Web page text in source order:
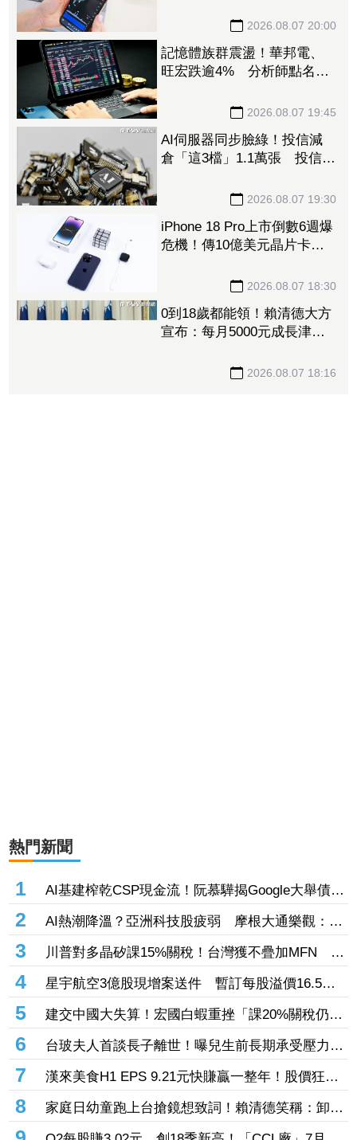
收狂超去年全年也獲青睞
2026.08.07 20:00
記憶體族群震盪！華邦電、
旺宏跌逾4% 分析師點名
2026.08.07 19:45
AI伺服器同步臉綠！投信減
倉「這3檔」1.1萬張 投信連
2026.08.07 19:30
iPhone 18 Pro上市倒數6週爆
危機！傳10億美元晶片卡封
2026.08.07 18:30
0到18歲都能領！賴清德大方
宣布：每月5000元成長津
2026.08.07 18:16
熱門新聞
1
AI基建榨乾CSP現金流！阮慕驊揭Google大舉債衝
擊
2
AI熱潮降溫？亞洲科技股疲弱 摩根大通樂觀：長
期投資趨勢未變
3
川普對多晶矽課15%關稅！台灣獲不疊加MFN 行
政院：對台影響有限
4
星宇航空3億股現增案送件 暫訂每股溢價16.5
元、預計募資49.5億元
5
建交中國大失算！宏國白蝦重挫「課20%關稅仍要
賣台灣」 外媒曝出口量差4倍
6
台玻夫人首談長子離世！曝兒生前長期承受壓力
喪子後她悲痛足不出戶
7
漢來美食H1 EPS 9.21元快賺贏一整年！股價狂飆
7％創3年來新高 「最難訂Buffet」瘋狂吸金
8
家庭日幼童跑上台搶鏡想致詞！賴清德笑稱：卸任
後再交棒給你